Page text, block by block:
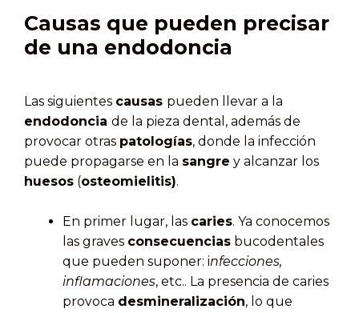
Causas que pueden precisar
de una endodoncia
Las siguientes causas pueden llevar a la
endodoncia de la pieza dental, además de
provocar otras patologías, donde la infección
puede propagarse en la sangre y alcanzar los
huesos (osteomielitis).
En primer lugar, las caries. Ya conocemos
las graves consecuencias bucodentales
que pueden suponer: infecciones,
inflamaciones, etc.. La presencia de caries
provoca desmineralización, lo que